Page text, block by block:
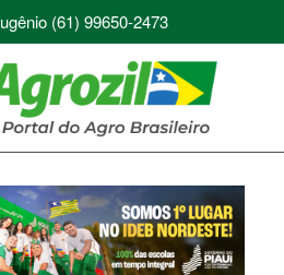
(61) 99650-2473